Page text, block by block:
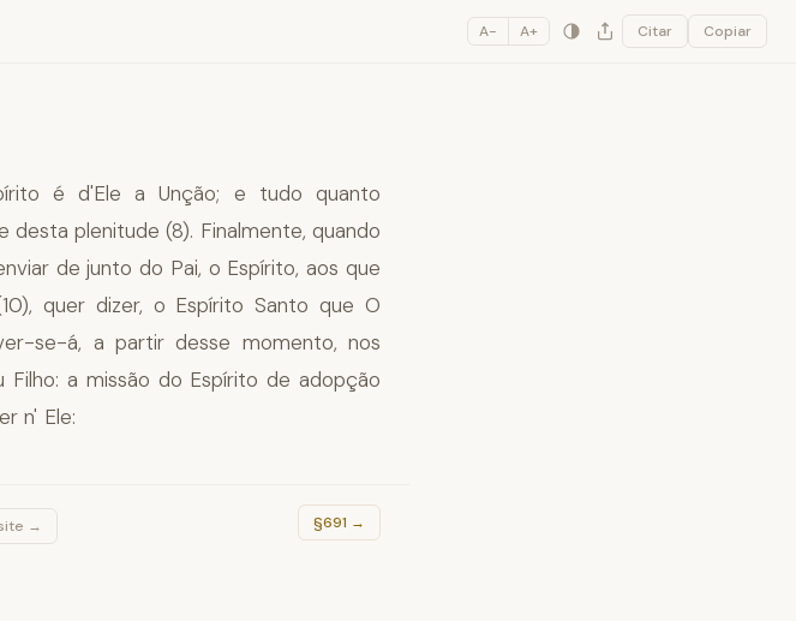
A− A+ Citar Copiar
é d'Ele a Unção; e tudo quanto
plenitude (8). Finalmente, quando
de junto do Pai, o Espírito, aos que
quer dizer, o Espírito Santo que O
se-á, a partir desse momento, nos
a missão do Espírito de adopção
n' Ele:
→ §691 →